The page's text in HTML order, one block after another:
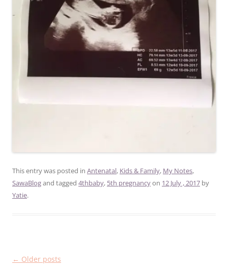
This entry was posted in Antenatal, Kids & Family, My Notes,
SawaBlogand tagged 4thbaby, 5th pregnancyon 12 July , 2017 by
Yatie.
Post
← Older posts